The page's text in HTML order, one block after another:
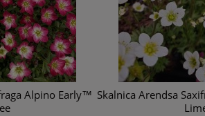
Alpino Early™ Skalnica Arendsa